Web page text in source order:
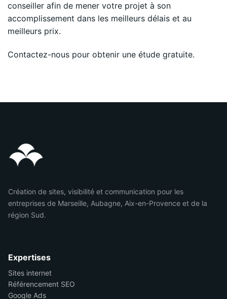
conseiller afin de mener votre projet à son
accomplissement dans les meilleurs délais et au
meilleurs prix.
Contactez-nous pour obtenir une étude gratuite.
Création de sites, visibilité et communication pour les
entreprises de Marseille, Aubagne, Aix-en-Provence et de la
région Sud.
Expertises
Sites internet
Référencement SEO
Google Ads